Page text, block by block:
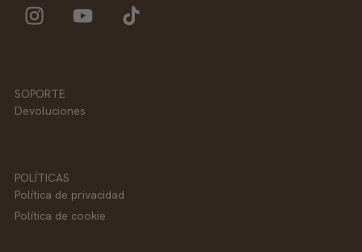
SOPORTE
Devoluciones
POLÍTICAS
Política de privacidad
Política de cookie